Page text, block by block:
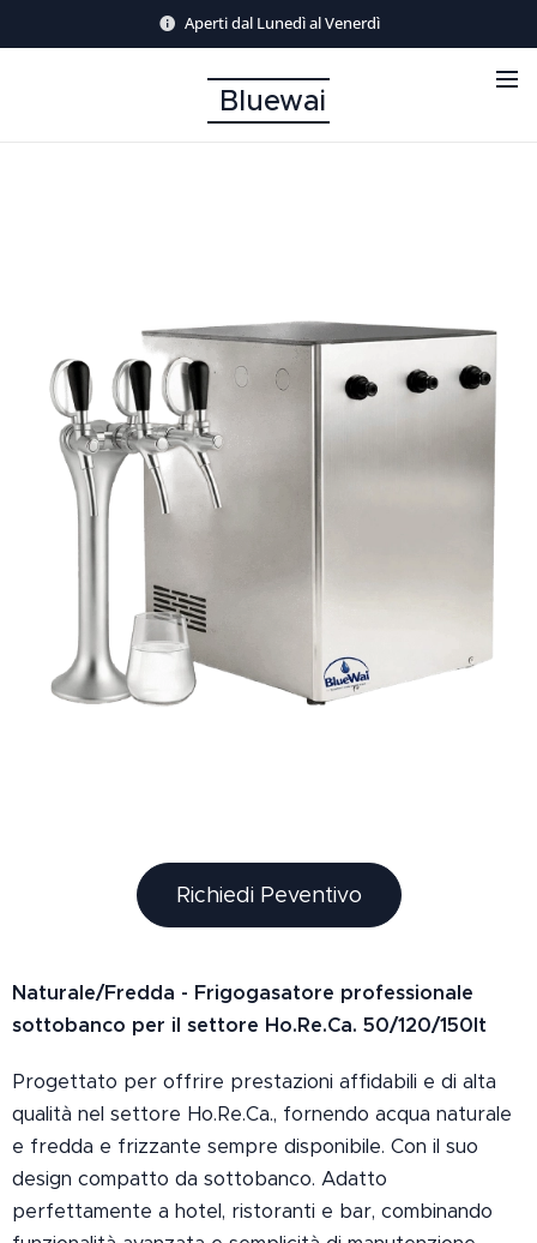
Aperti dal Lunedì al Venerdì
Bluewai
Richiedi Peventivo
Naturale/Fredda - Frigogasatore professionale
sottobanco per il settore Ho.Re.Ca. 50/120/150lt
Progettato per offrire prestazioni affidabili e di alta
qualità nel settore Ho.Re.Ca., fornendo acqua naturale
e fredda e frizzante sempre disponibile. Con il suo
design compatto da sottobanco. Adatto
perfettamente a hotel, ristoranti e bar, combinando